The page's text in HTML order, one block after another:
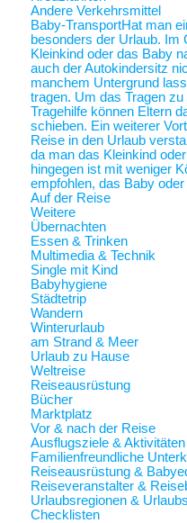
Andere Verkehrsmittel
Baby-TransportHat man
besonders der Urlaub. Im
Kleinkind oder das Baby
auch der Autokindersitz
manchem Untergrund
tragen. Um das Tragen
Tragehilfe können Eltern
schieben. Ein weiterer
Reise in den Urlaub
da man das Kleinkind
hingegen ist mit weniger
empfohlen, das Baby
Auf der Reise
Weitere
Übernachten
Essen & Trinken
Multimedia & Technik
Single mit Kind
Babyhygiene
Städtetrip
Wandern
Winterurlaub
am Strand & Meer
Urlaub zu Hause
Weltreise
Reiseausrüstung
Bücher
Marktplatz
Vor & nach der Reise
Ausflugsziele & Aktivitäten
Familienfreundliche
Reiseausrüstung &
Reiseveranstalter &
Urlaubsregionen &
Checklisten